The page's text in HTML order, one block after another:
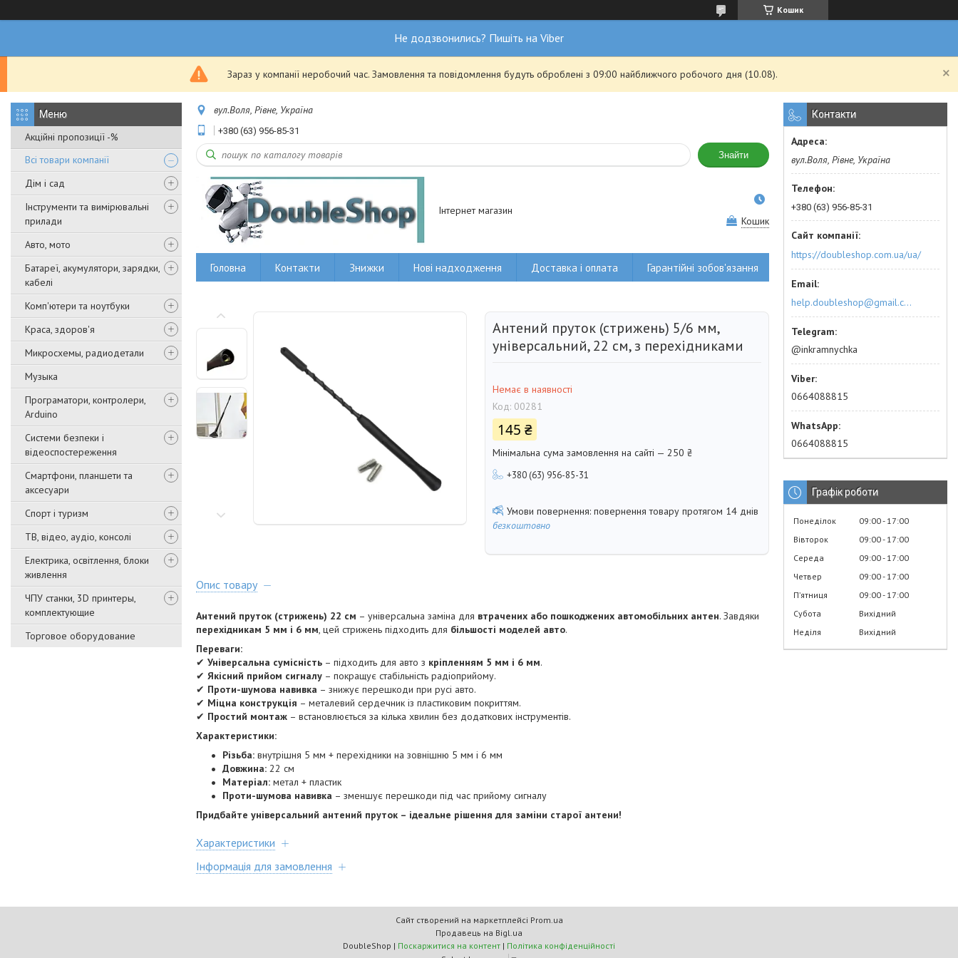
Кошик
Не додзвонились? Пишіть на Viber
Зараз у компанії неробочий час. Замовлення та повідомлення будуть оброблені з 09:00 найближчого робочого дня (10.08).
Акційні пропозиції -%
Всі товари компанії
Дім і сад
Інструменти та вимірювальні
прилади
Авто, мото
Батареї, акумулятори, зарядки,
кабелі
Комп'ютери та ноутбуки
Краса, здоров'я
Микросхемы, радиодетали
Музыка
Програматори, контролери,
Arduino
Системи безпеки і
відеоспостереження
Смартфони, планшети та
аксесуари
Спорт і туризм
ТВ, відео, аудіо, консолі
Електрика, освітлення, блоки
живлення
ЧПУ станки, 3D принтеры,
комплектующие
Торговое оборудование
вул.Воля, Рівне, Україна
+380 (63) 956-85-31
Знайти
Інтернет магазин
Кошик
Головна Контакти Знижки Нові надходження Доставка і оплата Гарантійні зобов'язання
Антений пруток (стрижень) 5/6 мм,
універсальний, 22 см, з перехідниками
Немає в наявності
Код: 00281
145 ₴
Мінімальна сума замовлення на сайті — 250 ₴
+380 (63) 956-85-31
повернення товару протягом 14 днів
безкоштовно
Опис товару
Антений пруток (стрижень) 22 см – універсальна заміна для втрачених або пошкоджених автомобільних антен. Завдяки
перехідникам 5 мм і 6 мм, цей стрижень підходить для більшості моделей авто.
Переваги:
✔ Універсальна сумісність – підходить для авто з кріпленням 5 мм і 6 мм.
✔ Якісний прийом сигналу – покращує стабільність радіоприйому.
✔ Проти-шумова навивка – знижує перешкоди при русі авто.
✔ Міцна конструкція – металевий сердечник із пластиковим покриттям.
✔ Простий монтаж – встановлюється за кілька хвилин без додаткових інструментів.
Характеристики:
Різьба: внутрішня 5 мм + перехідники на зовнішню 5 мм і 6 мм
Довжина: 22 см
Матеріал: метал + пластик
Проти-шумова навивка – зменшує перешкоди під час прийому сигналу
Придбайте універсальний антений пруток – ідеальне рішення для заміни старої антени!
Характеристики
Інформація для замовлення
Контакти
вул.Воля, Рівне, Україна
+380 (63) 956-85-31
https://doubleshop.com.ua/ua/
help.doubleshop@gmail.com
@inkramnychka
0664088815
0664088815
Графік роботи
Понеділок 09:00 17:00
Вівторок
09:00 17:00
Середа
09:00 17:00
Четвер
09:00 17:00
Пʼятниця
09:00 17:00
Субота
Вихідний
Неділя
Вихідний
Сайт створений на маркетплейсі Prom.ua
Продавець на Bigl.ua
DoubleShop | Поскаржитися на контент | Політика конфіденційності